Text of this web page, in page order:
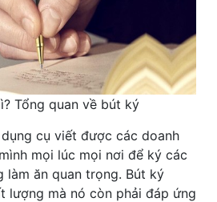
Tổng quan về bút ký
cụ viết được các doanh
mọi lúc mọi nơi để ký các
làm ăn quan trọng. Bút ký
lượng mà nó còn phải đáp ứng